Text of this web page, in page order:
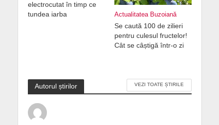
electrocutat în timp ce
tundea iarba
Actualitatea Buzoiană
Se caută 100 de zilieri
pentru culesul fructelor!
Cât se câștigă într-o zi
Autorul știrilor VEZI TOATE ȘTIRILE